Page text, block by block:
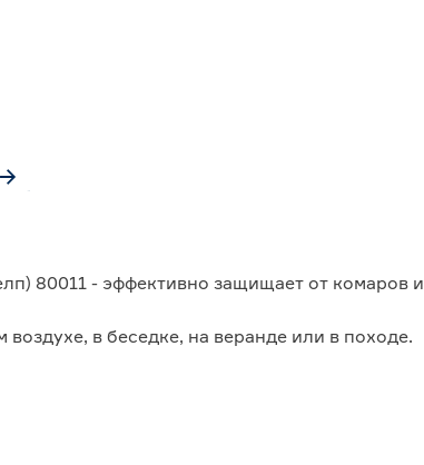
80011 - эффективно защищает от комаров и
в беседке, на веранде или в походе.